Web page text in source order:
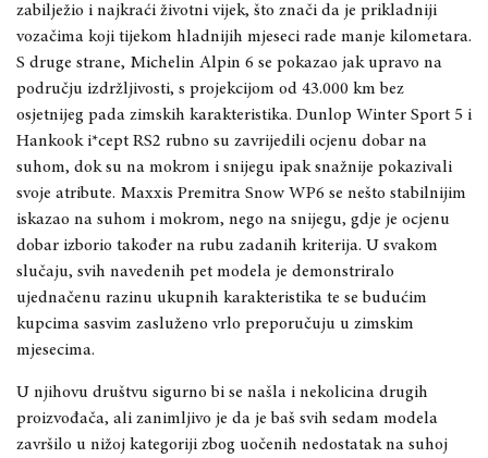
zabilježio i najkraći životni vijek, što znači da je prikladniji
vozačima koji tijekom hladnijih mjeseci rade manje kilometara.
S druge strane, Michelin Alpin 6 se pokazao jak upravo na
području izdržljivosti, s projekcijom od 43.000 km bez
osjetnijeg pada zimskih karakteristika. Dunlop Winter Sport 5 i
Hankook i*cept RS2 rubno su zavrijedili ocjenu dobar na
suhom, dok su na mokrom i snijegu ipak snažnije pokazivali
svoje atribute. Maxxis Premitra Snow WP6 se nešto stabilnijim
iskazao na suhom i mokrom, nego na snijegu, gdje je ocjenu
dobar izborio također na rubu zadanih kriterija. U svakom
slučaju, svih navedenih pet modela je demonstriralo
ujednačenu razinu ukupnih karakteristika te se budućim
kupcima sasvim zasluženo vrlo preporučuju u zimskim
mjesecima.
U njihovu društvu sigurno bi se našla i nekolicina drugih
proizvođača, ali zanimljivo je da je baš svih sedam modela
završilo u nižoj kategoriji zbog uočenih nedostatak na suhoj